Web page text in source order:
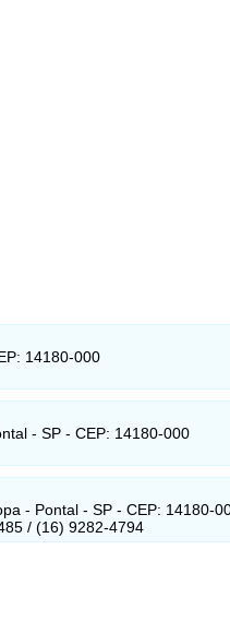
14180-000
- SP - CEP: 14180-000
- Pontal - SP - CEP: 14180-
/ (16) 9282-4794